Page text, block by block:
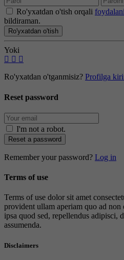
Ro'yxatdan o'tish orqali
bildiraman.
Ro'yxatdan o'tish
Yoki
Ro'yxatdan o'tganmisiz? Profilga
Reset password
I'm not a robot.
Reset a password
Remember your password? Log in
Terms of use
Terms of use dolor sit amet
provident ullam aperiam quo ad
ipsa quod sed, repellendus adipisci,
assumenda.
Disclaimers